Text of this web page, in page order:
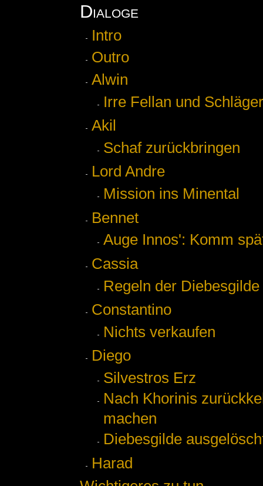
Dialoge
Intro
Outro
Alwin
Irre Fellan und
Akil
Schaf zurückbringen
Lord Andre
Mission ins Minental
Bennet
Auge Innos': Komm
Cassia
Regeln der Diebesgilde
Constantino
Nichts verkaufen
Diego
Silvestros Erz
Nach Khorinis
machen
Diebesgilde
Harad